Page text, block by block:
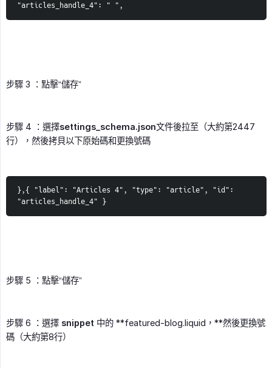
"articles_handle_4": " ",
步驟 3 ：點擊“儲存”
步驟 4 ：選擇settings_schema.json文件後拉至（大約第2447
行），然後拷貝以下原始碼和更換號碼
},{ "label": "Articles 4", "type": "article", "id":
"articles_handle_4" }
步驟 5 ：點擊“儲存”
步驟 6 ：選擇 snippet 中的 **featured-blog.liquid，**然後更換號
碼（大約第8行）